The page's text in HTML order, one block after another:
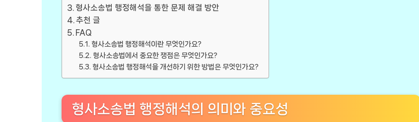
형사소송법 행정해석을 통한 문제 해결 방안
추천 글
FAQ
형사소송법 행정해석이란 무엇인가요?
형사소송법에서 중요한 쟁점은 무엇인가요?
형사소송법 행정해석을 개선하기 위한 방법은 무엇인가요?
형사소송법 행정해석의 의미와 중요성